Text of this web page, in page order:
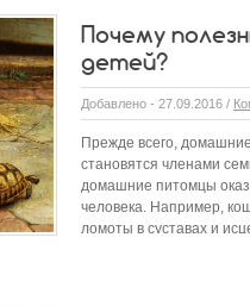
Почему
детей?
Добавлено - 27.09.2016 /
Прежде всего,
становятся членами
домашние питомцы
человека. Например,
ломоты в суставах и